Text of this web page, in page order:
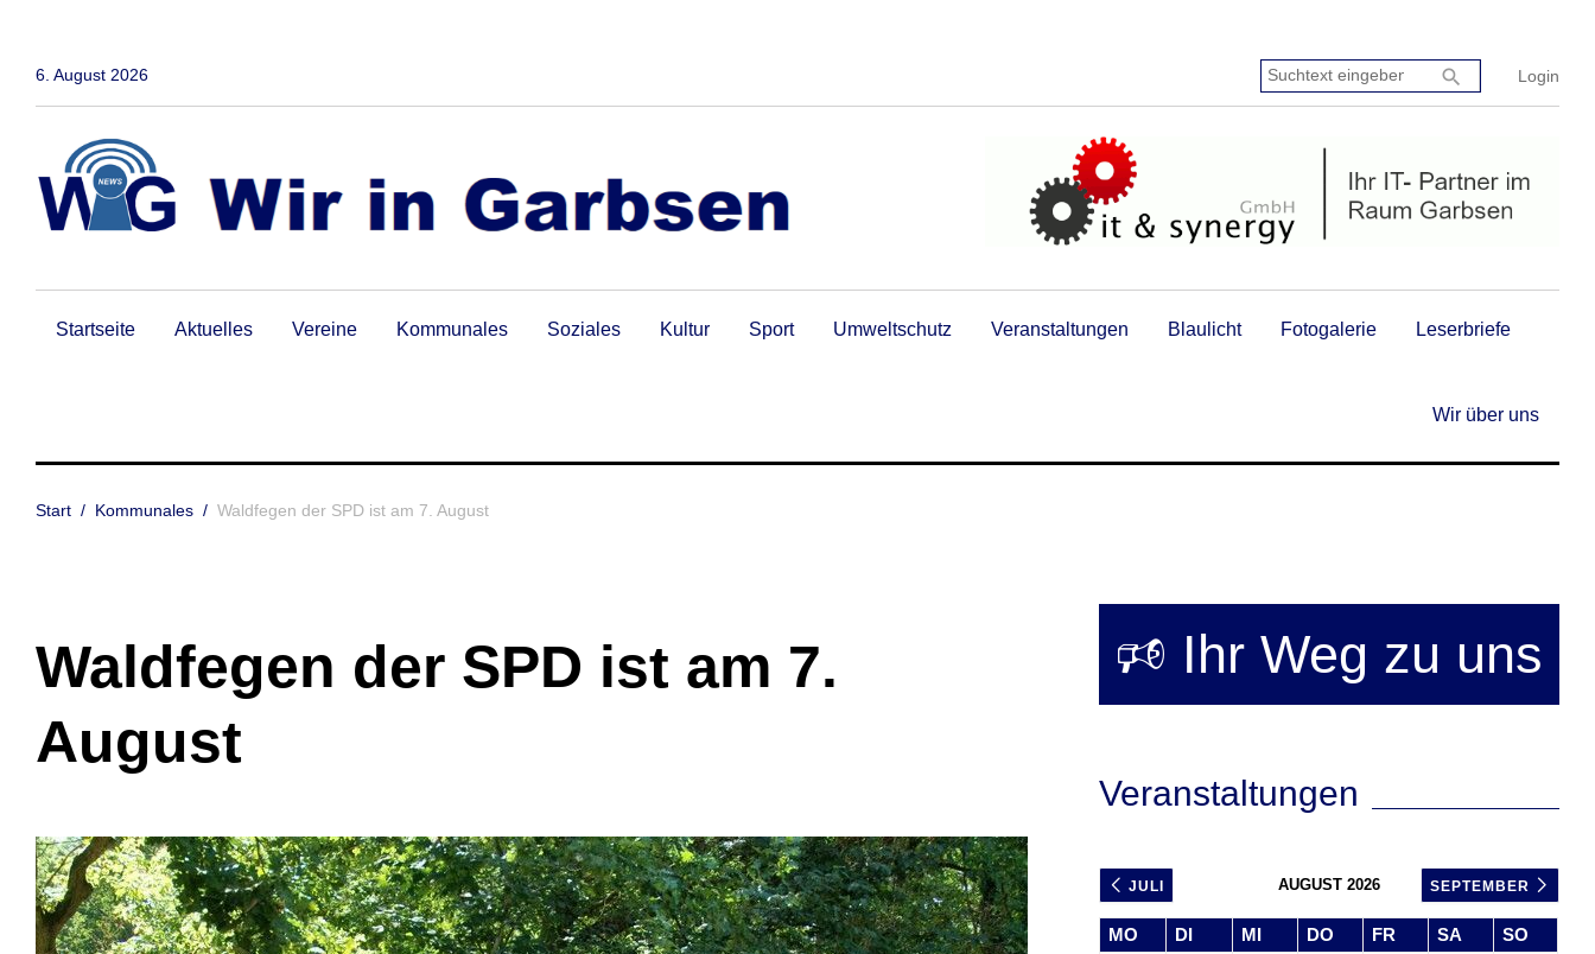
6. August 2026 Login
Suchtext
eingeben:
search
Startseite Aktuelles Vereine Kommunales Soziales Kultur Sport Umweltschutz Veranstaltungen Blaulicht Fotogalerie Leserbriefe
Wir über uns
Start / Kommunales / Waldfegen der SPD ist am 7. August
Waldfegen der SPD ist am 7.
August
🕫 Ihr Weg zu uns
Veranstaltungen
JULI AUGUST 2026 SEPTEMBER
MO DI MI DO FR SA SO